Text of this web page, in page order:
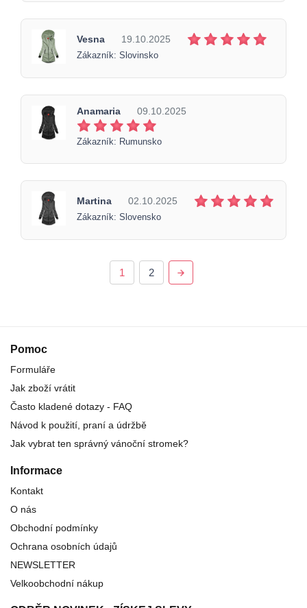
Vesna 19.10.2025
Zákazník: Slovinsko
Anamaria 09.10.2025
Zákazník: Rumunsko
Martina 02.10.2025
Zákazník: Slovensko
1 2
Pomoc
Formuláře
Jak zboží vrátit
Často kladené dotazy - FAQ
Návod k použití, praní a údržbě
Jak vybrat ten správný vánoční stromek?
Informace
Kontakt
O nás
Obchodní podmínky
Ochrana osobních údajů
NEWSLETTER
Velkoobchodní nákup